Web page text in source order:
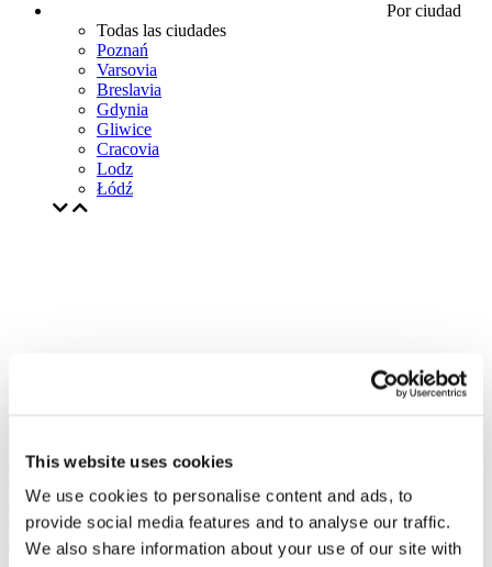
This website uses cookies
We use cookies to personalise content and ads, to
provide social media features and to analyse our traffic.
We also share information about your use of our site with
Por ciudad
Todas las ciudades
Poznań
Varsovia
Breslavia
Gdynia
Gliwice
Cracovia
Lodz
Łódź